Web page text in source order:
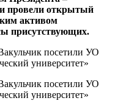
провели открытый
активом
присутствующих.